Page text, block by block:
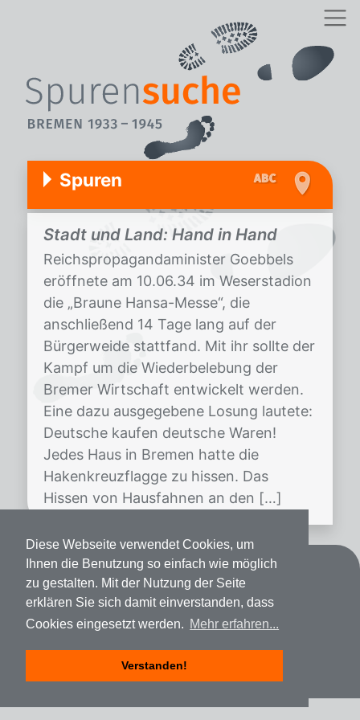
Diese Webseite verwendet Cookies, um
Ihnen die Benutzung so einfach wie möglich
zu gestalten. Mit der Nutzung der Seite
erklären Sie sich damit einverstanden, dass
Cookies eingesetzt werden. Mehr erfahren...
Verstanden!
Spuren
Stadt und Land: Hand in Hand
Reichspropagandaminister Goebbels
eröffnete am 10.06.34 im Weserstadion
die „Braune Hansa-Messe“, die
anschließend 14 Tage lang auf der
Bürgerweide stattfand. Mit ihr sollte der
Kampf um die Wiederbelebung der
Bremer Wirtschaft entwickelt werden.
Eine dazu ausgegebene Losung lautete:
Deutsche kaufen deutsche Waren!
Jedes Haus in Bremen hatte die
Hakenkreuzflagge zu hissen. Das
Hissen von Hausfahnen an den […]
Kontakt
Datenschutz